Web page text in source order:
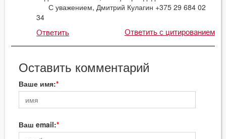
С уважением, Дмитрий Кулагин +375 29 684 02
34
Ответить Ответить с цитированием
Оставить комментарий
Ваше имя:
Ваш email: